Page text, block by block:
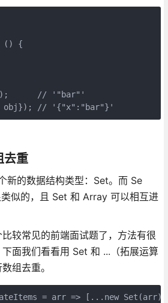
() {
// '"bar"'
obj}); // '{"x":"bar"}'
去重
新的数据结构类型：Set。而 Se
似的，且 Set 和 Array 可以相互进
较常见的前端面试题了，方法有很
面我们看看用 Set 和 ...（拓展运算
组去重。
= arr => [...new